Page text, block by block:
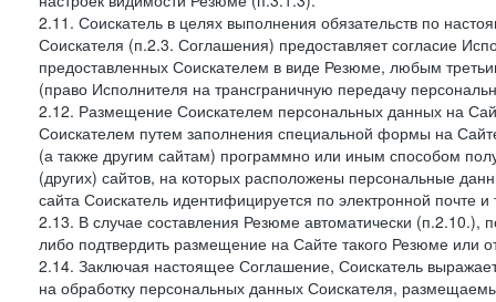
2.11. Соискатель в целях выполнения обязательств по
Соискателя (п.2.3. Соглашения) предоставляет согласие
предоставленных Соискателем в виде Резюме, любым
(право Исполнителя на трансграничную передачу
2.12. Размещение Соискателем персональных данных на
Соискателем путем заполнения специальной формы на
(а также другим сайтам) программно или иным способом
(других) сайтов, на которых расположены персональные
сайта Соискатель идентифицируется по электронной почте
2.13. В случае составления Резюме автоматически (п.2.10.),
либо подтвердить размещение на Сайте такого Резюме или
2.14. Заключая настоящее Соглашение, Соискатель
на обработку персональных данных Соискателя,